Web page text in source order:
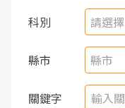
科別 請選擇
縣市 縣市
關鍵字